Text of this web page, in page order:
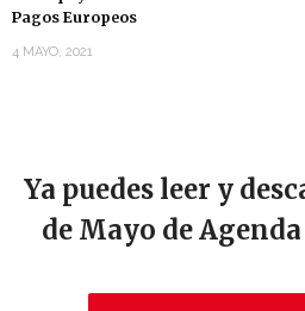
Pagos Europeos
4 MAYO, 2021
Ya puedes leer y
de Mayo de